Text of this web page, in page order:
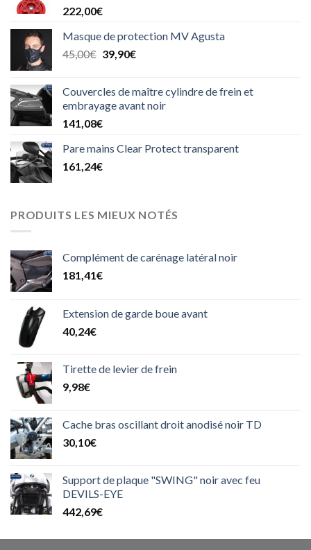
222,00€
Masque de protection MV Agusta
45,00€ Le
était :
45,00€.
39,90€Le
est :
39,90€.
Couvercles de maître cylindre de frein et
embrayage avant noir
141,08€
Pare mains Clear Protect transparent
161,24€
PRODUITS LES MIEUX NOTÉS
Complément de carénage latéral noir
181,41€
Extension de garde boue avant
40,24€
Tirette de levier de frein
9,98€
Cache bras oscillant droit anodisé noir TD
30,10€
Support de plaque "SWING" noir avec feu
DEVILS-EYE
442,69€